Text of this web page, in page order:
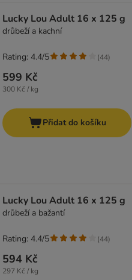
Lucky Lou Adult 16 x 125 g
drůbeží a kachní
599 Kč
300 Kč / kg
Rating: 4.4/5 (44)
Přidat do košíku
Lucky Lou Adult 16 x 125 g
drůbeží a bažantí
594 Kč
297 Kč / kg
Rating: 4.4/5 (44)